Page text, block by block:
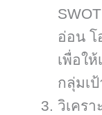
อ่อน โ
เพื่อใ
กลุ่มเ
วิเคร